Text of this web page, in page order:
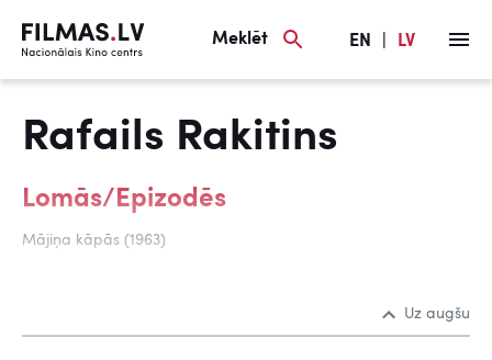
Meklēt EN LV
Rafails Rakitins
Lomās/Epizodēs
Mājiņa kāpās (1963)
Uz augšu